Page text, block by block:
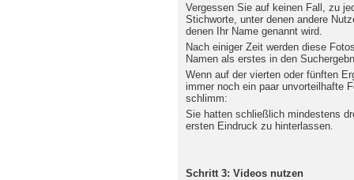
Vergessen Sie auf keinen Fall, zu
Stichworte, unter denen andere
denen Ihr Name genannt wird.
Nach einiger Zeit werden diese
Namen als erstes in den
Wenn auf der vierten oder fünften
immer noch ein paar unvorteilhafte
schlimm:
Sie hatten schließlich mindestens
ersten Eindruck zu hinterlassen.
Schritt 3: Videos nutzen